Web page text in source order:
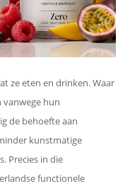
ze eten en drinken. Waar
vanwege hun
de behoefte aan
kunstmatige
Precies in die
functionele